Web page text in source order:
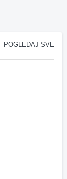
POGLEDAJ SVE